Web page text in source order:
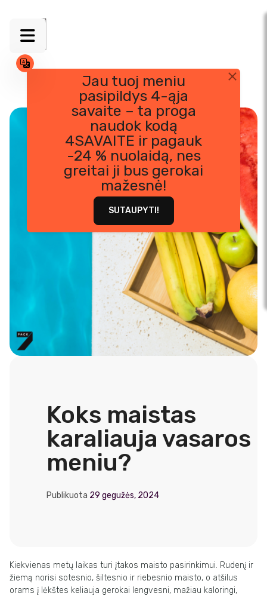
Jau tuoj meniu
pasipildys 4-ąja
savaite – ta proga
naudok kodą
4SAVAITE ir pagauk
-24 % nuolaidą, nes
greitai ji bus gerokai
mažesnė!
SUTAUPYTI!
Koks maistas
karaliauja vasaros
meniu?
Publikuota 29 gegužės, 2024
Kiekvienas metų laikas turi įtakos maisto pasirinkimui. Rudenį ir
žiemą norisi sotesnio, šiltesnio ir riebesnio maisto, o atšilus
orams į lėkštes keliauja gerokai lengvesni, mažiau kaloringi,